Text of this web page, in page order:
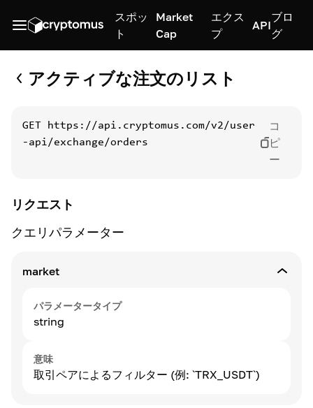
スポッ
ト
Market
Cap
エクス
プ
API
ブロ
グ
アクティブな注文のリスト
GET
https://api.cryptomus.com/v2/user
-api/exchange/orders
コ
ピ
ー
リクエスト
クエリパラメーター
market
パラメータータイプ
string
意味
取引ペアによるフィルター (例: `TRX_USDT`)